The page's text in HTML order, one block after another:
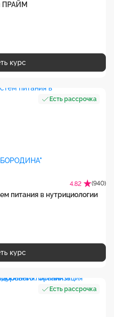
ПРАЙМ
курс
Есть рассрочка
4.82 (940)
питания в нутрициологии
курс
Есть рассрочка